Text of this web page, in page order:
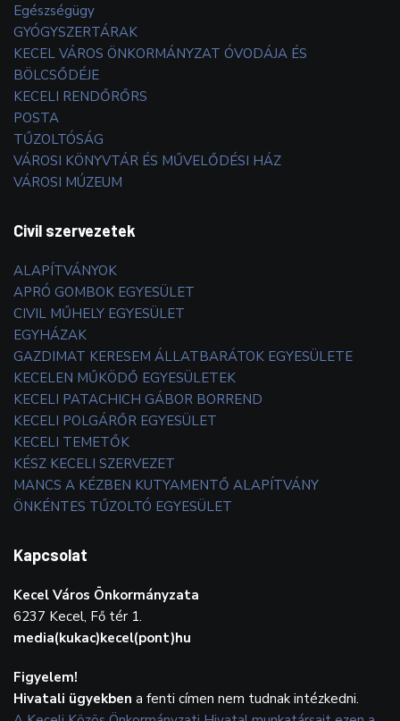
Egészségügy
GYÓGYSZERTÁRAK
KECEL VÁROS ÖNKORMÁNYZAT ÓVODÁJA ÉS
BÖLCSŐDÉJE
KECELI RENDŐRŐRS
POSTA
TŰZOLTÓSÁG
VÁROSI KÖNYVTÁR ÉS MŰVELŐDÉSI HÁZ
VÁROSI MÚZEUM
Civil szervezetek
ALAPÍTVÁNYOK
APRÓ GOMBOK EGYESÜLET
CIVIL MŰHELY EGYESÜLET
EGYHÁZAK
GAZDIMAT KERESEM ÁLLATBARÁTOK EGYESÜLETE
KECELEN MŰKÖDŐ EGYESÜLETEK
KECELI PATACHICH GÁBOR BORREND
KECELI POLGÁRŐR EGYESÜLET
KECELI TEMETŐK
KÉSZ KECELI SZERVEZET
MANCS A KÉZBEN KUTYAMENTŐ ALAPÍTVÁNY
ÖNKÉNTES TŰZOLTÓ EGYESÜLET
Kapcsolat
Kecel Város Önkormányzata
6237 Kecel, Fő tér 1.
media(kukac)kecel(pont)hu
Figyelem!
Hivatali ügyekben a fenti címen nem tudnak intézkedni.